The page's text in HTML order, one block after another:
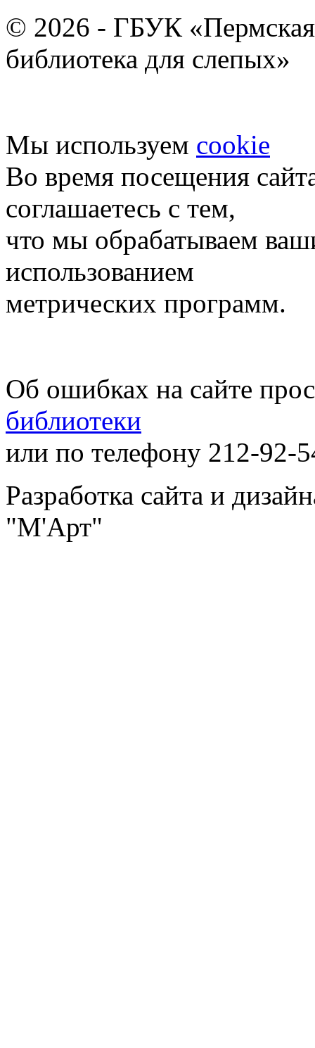
© 2026 - ГБУК «Пермская
библиотека для слепых»
Мы используем cookie
Во время посещения
соглашаетесь с тем,
что мы обрабатываем
использованием
метрических программ.
Об ошибках на сайте
библиотеки
или по телефону 212-92-
Разработка сайта и
"М'Арт"